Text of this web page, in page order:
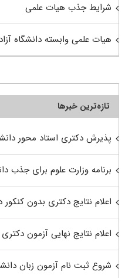
شرایط جذب هیات علمی
هیات علمی وابسته دانشگاه آزاد
تازه‌ترین خبرها
پذیرش دکتری استاد محور
برنامه وزارت علوم برای جذب
اعلام نتایج دکتری بدون کنکور
اعلام نتایج نهایی آزمون دکتری سال ۱۴۰۵ در
شروع ثبت نام آزمون زبان